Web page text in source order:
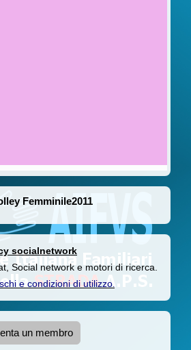
Femminile2011
socialnetwork
Social network e motori di ricerca.
e condizioni di utilizzo.
un membro